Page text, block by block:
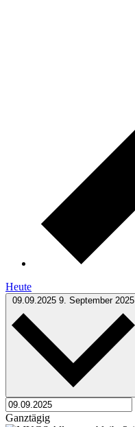
Heute
09.09.2025 9. September 2025
Ganztägig